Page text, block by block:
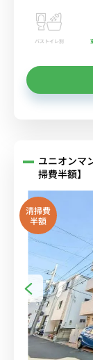
バストイレ別
ユニオンマ
掃費半額】
清掃費
半額